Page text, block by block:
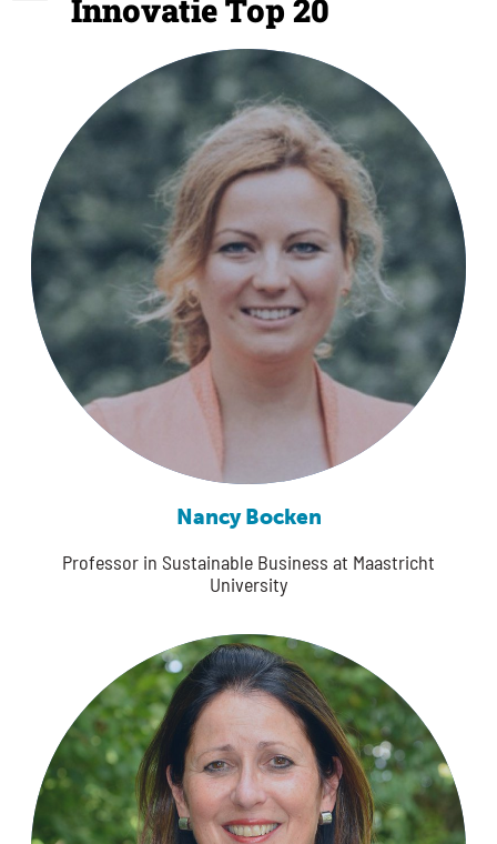
Innovatie Top 20
Nancy Bocken
Professor in Sustainable Business at Maastricht
University